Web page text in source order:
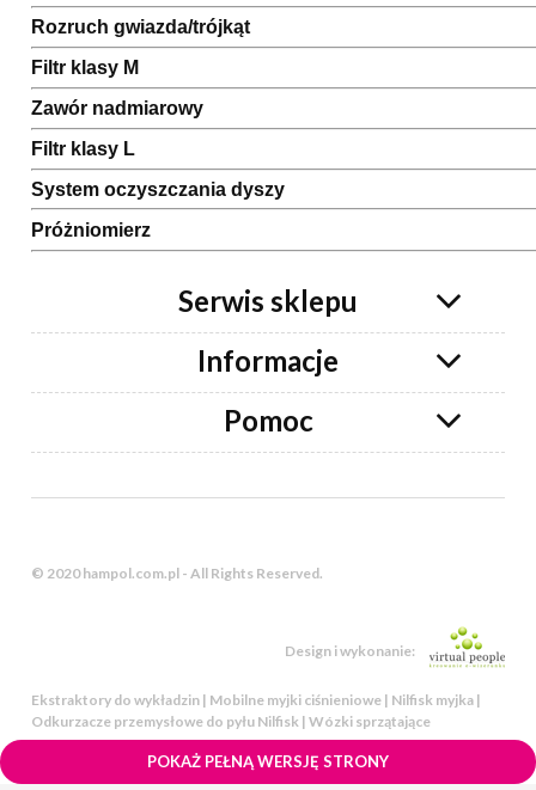
Rozruch gwiazda/trójkąt
Filtr klasy M
Zawór nadmiarowy
Filtr klasy L
System oczyszczania dyszy
Próżniomierz
Serwis sklepu
Informacje
Pomoc
© 2020 hampol.com.pl - All Rights Reserved.
Design i wykonanie:
Ekstraktory do wykładzin | Mobilne myjki ciśnieniowe | Nilfisk myjka |
Odkurzacze przemysłowe do pyłu Nilfisk | Wózki sprzątające
POKAŻ PEŁNĄ WERSJĘ STRONY